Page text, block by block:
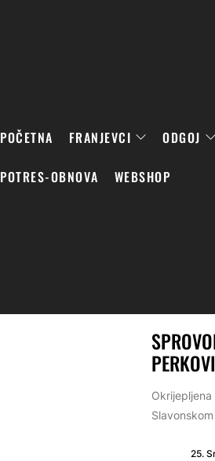
POČETNA FRANJEVCI ODGOJ
POTRES-OBNOVA WEBSHOP
25.